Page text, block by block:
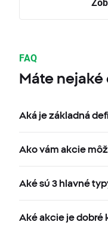
FAQ
Máte nejaké
Aká je základná
Ako vám akcie
Aké sú 3 hlavné
Aké akcie je dobré